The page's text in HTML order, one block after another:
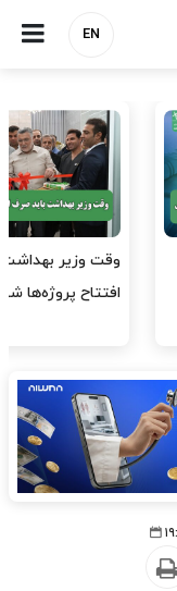
EN
و کالاهای اساسی
اولویت تخصیص ارز